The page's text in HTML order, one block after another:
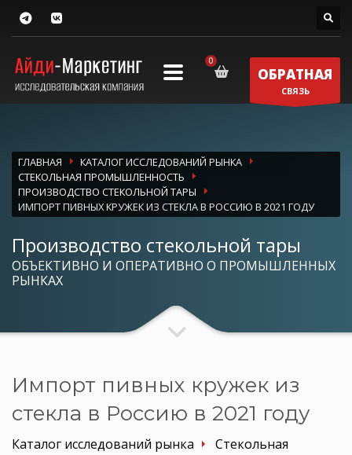
ОБРАТНАЯ
СВЯЗЬ
ГЛАВНАЯ
КАТАЛОГ ИССЛЕДОВАНИЙ РЫНКА
СТЕКОЛЬНАЯ ПРОМЫШЛЕННОСТЬ
ПРОИЗВОДСТВО СТЕКОЛЬНОЙ ТАРЫ
ИМПОРТ ПИВНЫХ КРУЖЕК ИЗ СТЕКЛА В РОССИЮ В 2021 ГОДУ
Производство стекольной тары
ОБЪЕКТИВНО И ОПЕРАТИВНО О ПРОМЫШЛЕННЫХ
РЫНКАХ
Импорт пивных кружек из
стекла в Россию в 2021 году
Каталог исследований рынка
Стекольная